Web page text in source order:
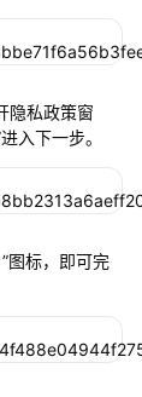
隐私政策窗
入下一步。
图标，即可完